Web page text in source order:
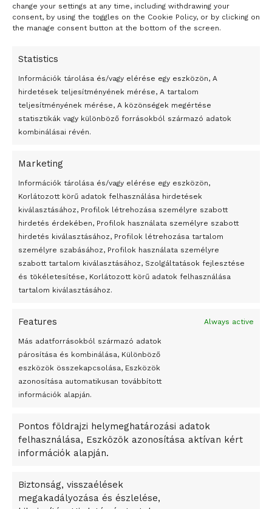
change your settings at any time, including withdrawing your
consent, by using the toggles on the Cookie Policy, or by clicking on
the manage consent button at the bottom of the screen.
Statistics
Információk tárolása és/vagy elérése egy eszközön, A
hirdetések teljesítményének mérése, A tartalom
teljesítményének mérése, A közönségek megértése
statisztikák vagy különböző forrásokból származó adatok
kombinálásai révén.
Marketing
Információk tárolása és/vagy elérése egy eszközön,
Korlátozott körű adatok felhasználása hirdetések
kiválasztásához, Profilok létrehozása személyre szabott
hirdetés érdekében, Profilok használata személyre szabott
hirdetés kiválasztásához, Profilok létrehozása tartalom
személyre szabásához, Profilok használata személyre
szabott tartalom kiválasztásához, Szolgáltatások fejlesztése
és tökéletesítése, Korlátozott körű adatok felhasználása
tartalom kiválasztásához.
Features Always active
Más adatforrásokból származó adatok
párosítása és kombinálása, Különböző
eszközök összekapcsolása, Eszközök
azonosítása automatikusan továbbított
információk alapján.
Pontos földrajzi helymeghatározási adatok
felhasználása, Eszközök azonosítása aktívan kért
információk alapján.
Biztonság, visszaélések
megakadályozása és észlelése,
Átmenetileg szünetelnek az összecsapások Bahmutnál
Egy vagyonért adták el Banksy művét miután elégették.
Az 1950-ben elhunyt alkotók művei szabadon
felhasználhatóvá válnak
Peking – A visegrádi országok zsidó kulturális örökségét
bemutató fotókiállítás nyílt
Megveszi az osztrák Wienerberger az amerikai Meridian
Bricket
A Startup Campus egyetemi programjainak legjobbjai az
A Ringo Starr új albummal jelentkezik
A Vajdasági Magyar Szövetség államtitkárait kinevezték
Dzsingisz kán hódító hadjárata okozta
Kuramagomedov ötödik, Muszukajev elődöntős – Birkózó